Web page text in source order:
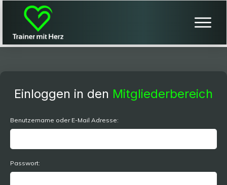
Einloggen in den Mitgliederbereich
Benutzername oder E-Mail Adresse:
Passwort: